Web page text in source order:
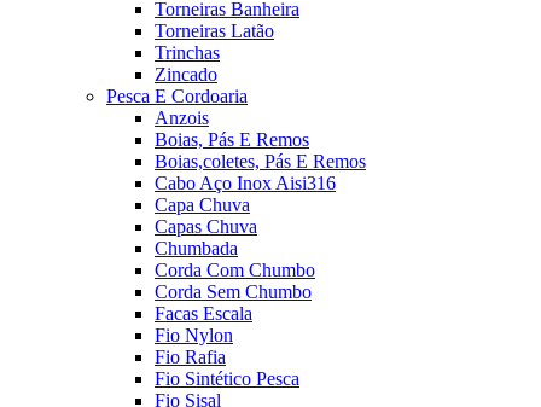
Torneiras Banheira
Torneiras Latão
Trinchas
Zincado
Pesca E Cordoaria
Anzois
Boias, Pás E Remos
Boias,coletes, Pás E Remos
Cabo Aço Inox Aisi316
Capa Chuva
Capas Chuva
Chumbada
Corda Com Chumbo
Corda Sem Chumbo
Facas Escala
Fio Nylon
Fio Rafia
Fio Sintético Pesca
Fio Sisal